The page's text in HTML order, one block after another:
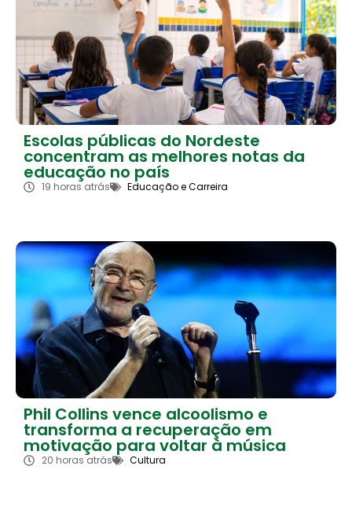
Escolas públicas do Nordeste
concentram as melhores notas da
educação no país
19 horas atrás Educação e Carreira
Phil Collins vence alcoolismo e
transforma a recuperação em
motivação para voltar à música
20 horas atrás Cultura